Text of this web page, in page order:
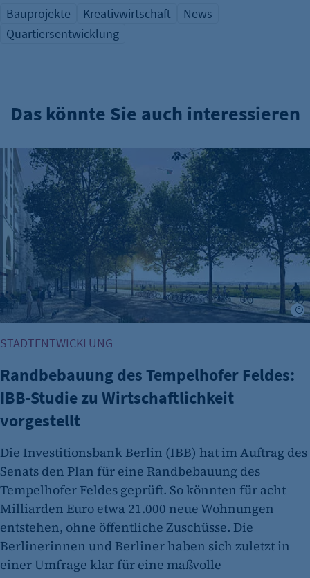
Bauprojekte Kreativwirtschaft
News
Quartiersentwicklung
Das könnte Sie auch interessieren
Randbebauung des Tempelhofer Feldes: IBB-Studie zu
STADTENTWICKLUNG
Randbebauung des Tempelhofer Feldes:
IBB-Studie zu Wirtschaftlichkeit
vorgestellt
Die Investitionsbank Berlin (IBB) hat im Auftrag des
Senats den Plan für eine Randbebauung des
Tempelhofer Feldes geprüft. So könnten für acht
Milliarden Euro etwa 21.000 neue Wohnungen
entstehen, ohne öffentliche Zuschüsse. Die
Berlinerinnen und Berliner haben sich zuletzt in
einer Umfrage klar für eine maßvolle